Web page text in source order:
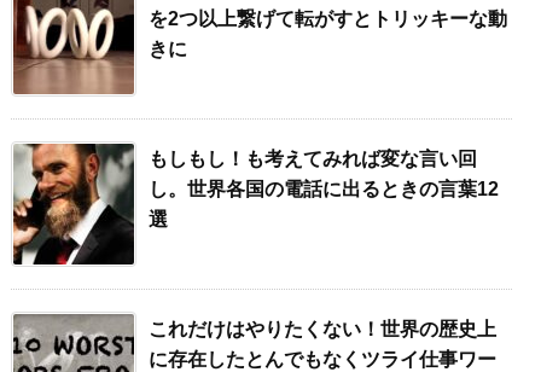
を2つ以上繋げて転がすとトリッキーな動
きに
もしもし！も考えてみれば変な言い回
し。世界各国の電話に出るときの言葉12
選
これだけはやりたくない！世界の歴史上
に存在したとんでもなくツライ仕事ワー